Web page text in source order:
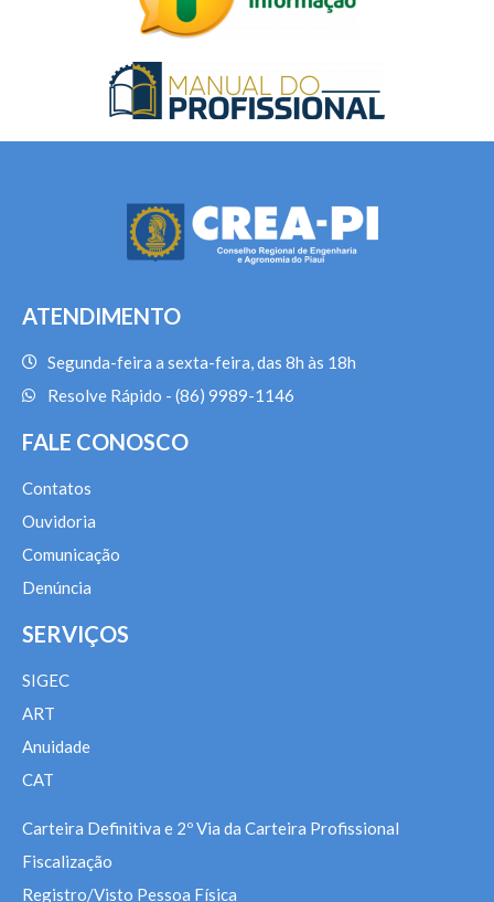
ATENDIMENTO
Segunda-feira a sexta-feira, das 8h às 18h
Resolve Rápido - (86) 9989-1146
FALE CONOSCO
Contatos
Ouvidoria
Comunicação
Denúncia
SERVIÇOS
SIGEC
ART
Anuidade
CAT
Carteira Definitiva e 2º Via da Carteira Profissional
Fiscalização
Registro/Visto Pessoa Física